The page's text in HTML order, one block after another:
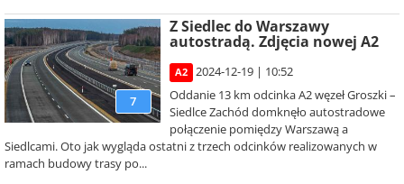
7
Z Siedlec do Warszawy
autostradą. Zdjęcia nowej A2
A2
2024-12-19 | 10:52
Oddanie 13 km odcinka A2 węzeł Groszki –
Siedlce Zachód domknęło autostradowe
połączenie pomiędzy Warszawą a
Siedlcami. Oto jak wygląda ostatni z trzech odcinków realizowanych w
ramach budowy trasy po...